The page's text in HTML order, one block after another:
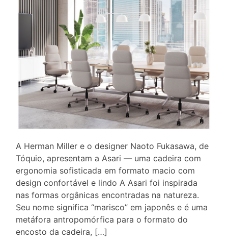
A Herman Miller e o designer Naoto Fukasawa, de
Tóquio, apresentam a Asari — uma cadeira com
ergonomia sofisticada em formato macio com
design confortável e lindo A Asari foi inspirada
nas formas orgânicas encontradas na natureza.
Seu nome significa “marisco” em japonês e é uma
metáfora antropomórfica para o formato do
encosto da cadeira, […]